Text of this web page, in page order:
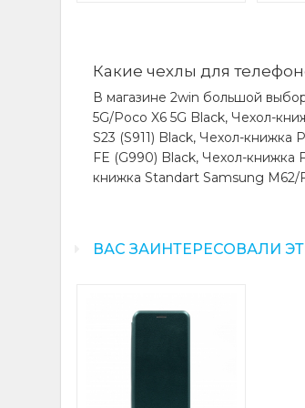
Какие чехлы для
В магазине 2win большой
5G/Poco X6 5G Black, Чехол-
S23 (S911) Black, Чехол-
FE (G990) Black, Чехол-книжка
книжка Standart Samsung M62/
ВАС ЗАИНТЕРЕСОВАЛИ